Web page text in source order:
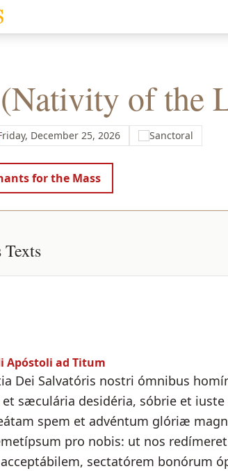
Mass of South Florida
of the
December 25, 2026 Sanctoral
for the Mass
Texts
Apóstoli ad Titum
Dei Salvatóris nostri ómnibus
sæculária desidéria, sóbrie et
spem et advéntum glóriæ
pro nobis: ut nos
sectatórem bonórum